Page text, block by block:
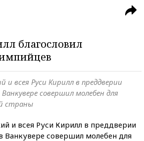
благословил
и всея Руси Кирилл в преддверии
совершил молебен для
страны
и всея Руси Кирилл в преддверии
Ванкувере совершил молебен для